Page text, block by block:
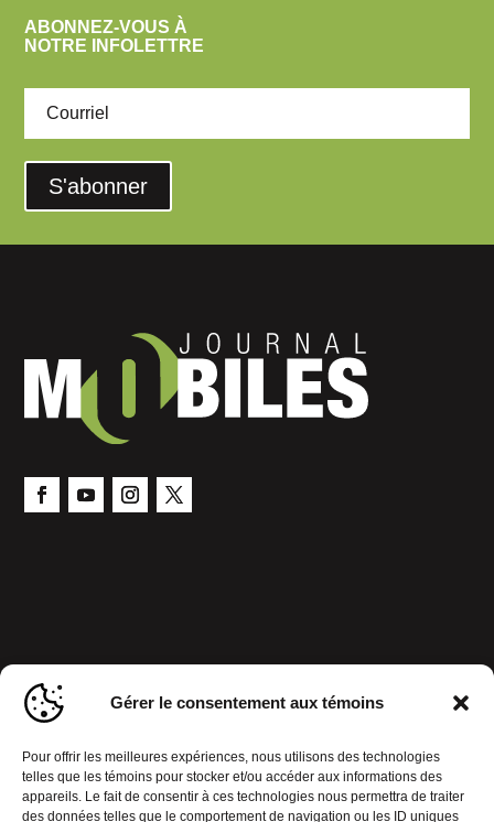
Gérer le consentement aux témoins
Pour offrir les meilleures expériences, nous utilisons des technologies
telles que les témoins pour stocker et/ou accéder aux informations des
appareils. Le fait de consentir à ces technologies nous permettra de traiter
des données telles que le comportement de navigation ou les ID uniques
ABONNEZ-VOUS À
NOTRE INFOLETTRE
S'abonner